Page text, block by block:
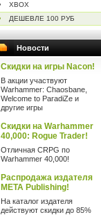
XBOX
ДЕШЕВЛЕ 100 РУБ
Новости
Скидки на игры Nacon!
В акции участвуют
Warhammer: Chaosbane,
Welcome to ParadiZe и
другие игры
Скидки на Warhammer
40,000: Rogue Trader!
Отличная CRPG по
Warhammer 40,000!
Распродажа издателя
META Publishing!
На каталог издателя
действуют скидки до 85%